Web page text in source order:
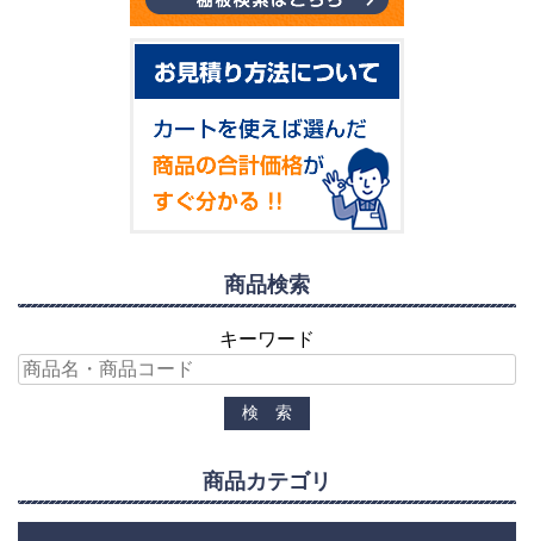
商品検索
キーワード
商品カテゴリ